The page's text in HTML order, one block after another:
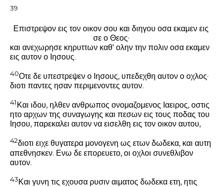
39
Επιστρεψον εις τον οικον σου και διηγου οσα εκαμεν εις
σε ο Θεος·
και ανεχωρησε κηρυττων καθ' ολην την πολιν οσα εκαμεν
εις αυτον ο Ιησους.
40Οτε δε υπεστρεψεν ο Ιησους, υπεδεχθη αυτον ο οχλος·
διοτι παντες ησαν περιμενοντες αυτον.
41 Και ιδου, ηλθεν ανθρωπος ονομαζομενος Ιαειρος, οστις
ητο αρχων της συναγωγης και πεσων εις τους ποδας του
Ιησου, παρεκαλει αυτον να εισελθη εις τον οικον αυτου,
42διοτι ειχε θυγατερα μονογενη ως ετων δωδεκα, και αυτη
απεθνησκεν. Ενω δε επορευετο, οι οχλοι συνεθλιβον
αυτον.
43Και γυνη τις εχουσα ρυσιν αιματος δωδεκα ετη, ητις